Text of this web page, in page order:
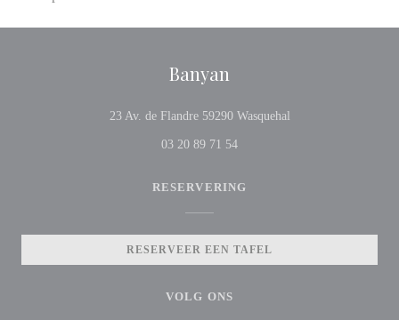
Banyan
23 Av. de Flandre 59290 Wasquehal((opent in een nieuw
03 20 89 71 54
RESERVERING
RESERVEER EEN TAFEL
VOLG ONS